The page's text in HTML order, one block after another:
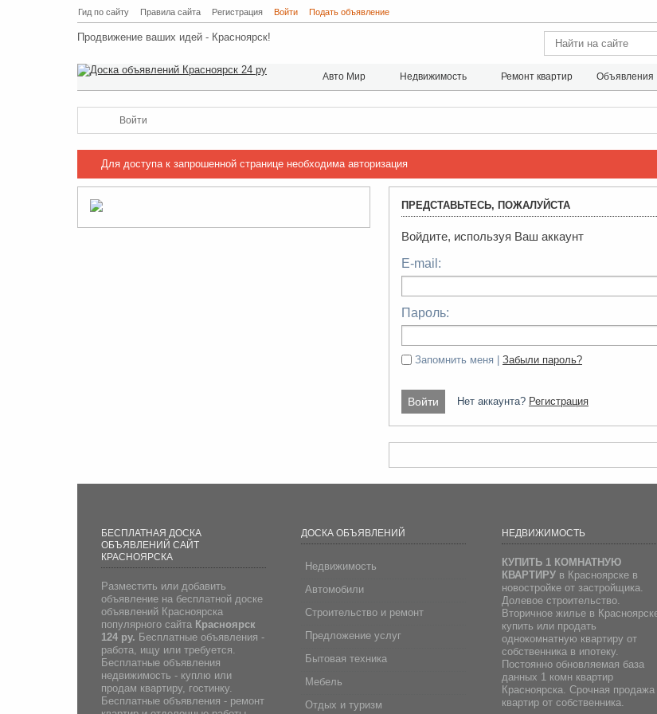
Гид по сайту Правила сайта Регистрация Войти Подать объявление
Продвижение ваших идей - Красноярск!
Авто Мир Недвижимость Ремонт квартир Объявления
Войти
Для доступа к запрошенной странице необходима авторизация
ПРЕДСТАВЬТЕСЬ, ПОЖАЛУЙСТА
Войдите, используя Ваш аккаунт
E-mail:
Пароль:
Запомнить меня | Забыли пароль?
Нет аккаунта? Регистрация
БЕСПЛАТНАЯ ДОСКА
ОБЪЯВЛЕНИЙ САЙТ
КРАСНОЯРСКА
Разместить или добавить
объявление на бесплатной доске
объявлений Красноярска
популярного сайта Красноярск
124 ру. Бесплатные объявления -
работа, ищу или требуется.
Бесплатные объявления
недвижимость - куплю или
продам квартиру, гостинку.
Бесплатные объявления - ремонт
ДОСКА ОБЪЯВЛЕНИЙ
Недвижимость
Автомобили
Строительство и ремонт
Предложение услуг
Бытовая техника
Мебель
Отдых и туризм
НЕДВИЖИМОСТЬ
КУПИТЬ 1 КОМНАТНУЮ
КВАРТИРУв Красноярске в
новостройке от застройщика.
Долевое строительство.
Вторичное жилье в
купить или продать
однокомнатную квартиру от
собственника в ипотеку.
Постоянно обновляемая база
данных 1 комн квартир
Красноярска. Срочная продажа
квартир от собственника.